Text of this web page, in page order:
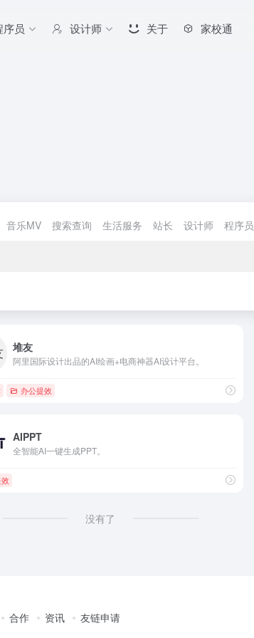
序员 设计师 关于 家校通
音乐MV 搜索查询 生活服务 站长 设计师 程序员
堆友
阿里国际设计出品的AI绘画+电商神器AI设计平台。
办公提效
AIPPT
全智能AI一键生成PPT。
没有了
合作 资讯 友链申请